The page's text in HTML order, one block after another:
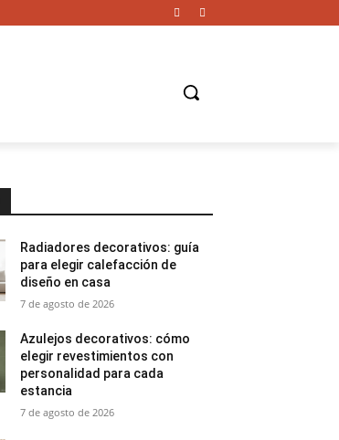
Radiadores decorativos: guía
para elegir calefacción de
diseño en casa
7 de agosto de 2026
Azulejos decorativos: cómo
elegir revestimientos con
personalidad para cada
estancia
7 de agosto de 2026